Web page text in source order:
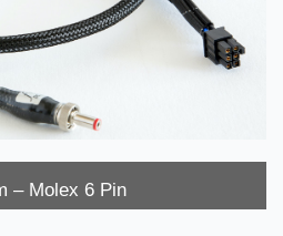
– Molex 6 Pin